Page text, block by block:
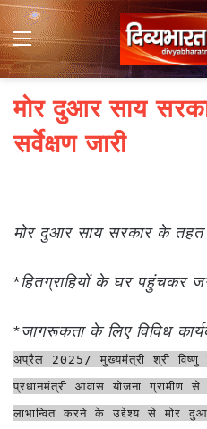
Menu
मोर दुआर साय
सर्वेक्षण जारी
मोर दुआर साय सरकार के तहत
*हितग्राहियों के घर पहुंचकर
*जागरूकता के लिए विविध
अप्रैल 2025/ मुख्यमंत्री श्री
प्रधानमंत्री आवास योजना ग्रामीण
लाभान्वित करने के उद्देश्य से मोर